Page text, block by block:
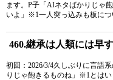
ます。P子「AIネタばかりじゃ
いよ」※1一人突っ込みも板につ
460.継承は人類には早
初回：2026/3/4久しぶりに言語
りじゃ飽きるものね」※1とは